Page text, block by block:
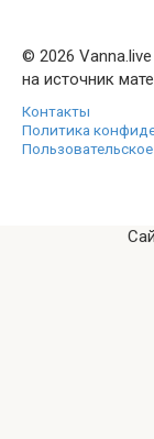
© 2026
на источник
Контакты
Политика